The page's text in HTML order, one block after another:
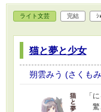
ライト文芸 完結 ｼ
猫と夢と少女
朔雲みう (さくも
「
驚